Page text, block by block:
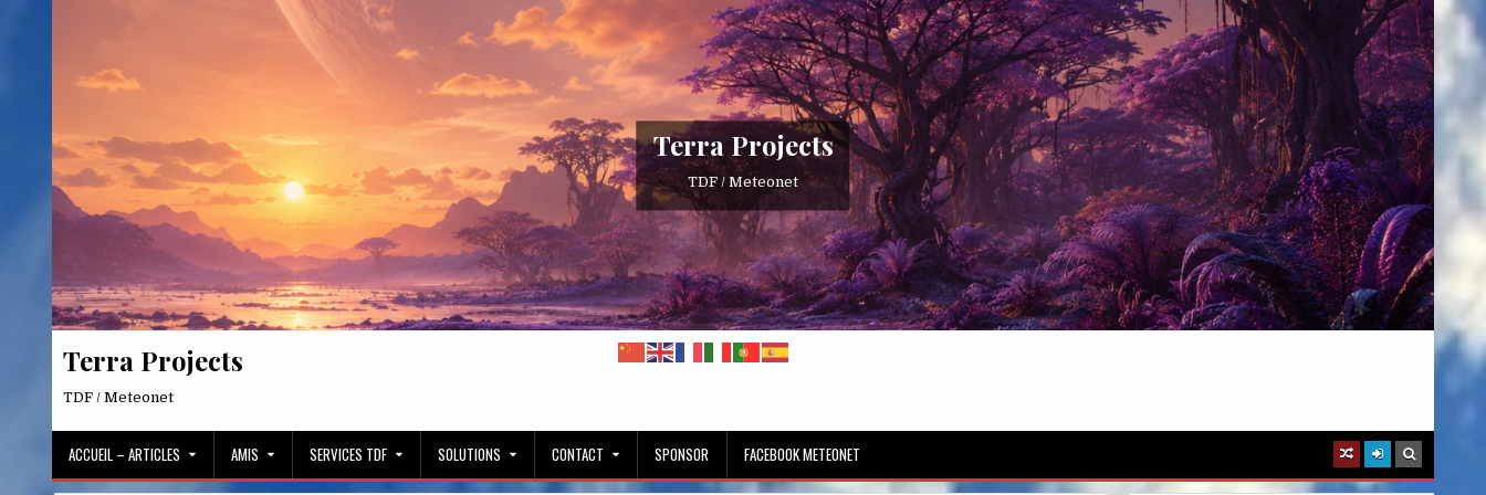
Terra Projects
TDF / Meteonet
Terra Projects
TDF / Meteonet
ACCUEIL – ARTICLES AMIS SERVICES TDF SOLUTIONS CONTACT SPONSOR FACEBOOK METEONET